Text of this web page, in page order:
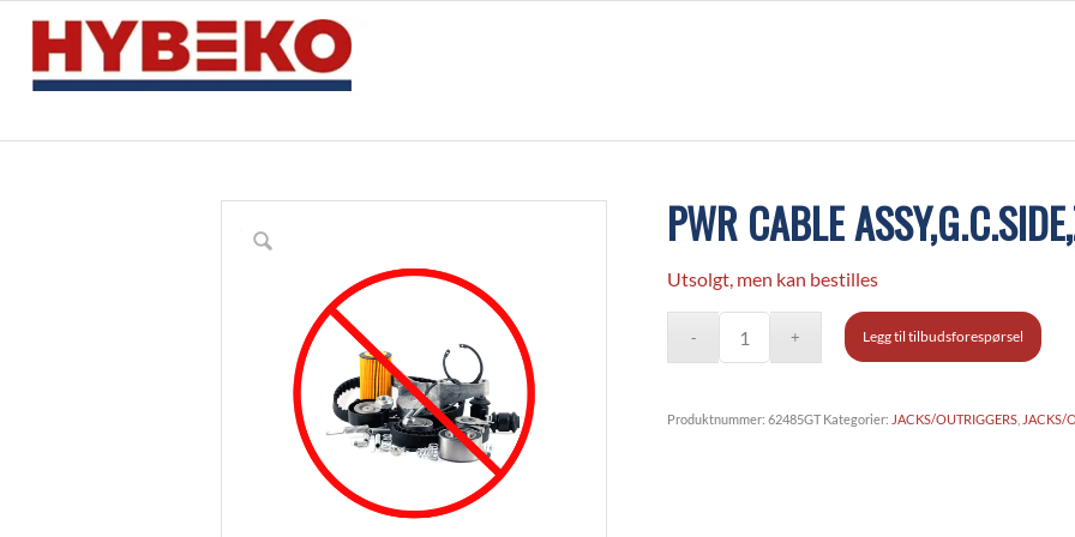
PWR CABLE
Utsolgt, men kan bestilles
Legg til tilbudsforespørsel
Produktnummer:62485GT Kategorier: JACKS/OUTRIGGERS JACKS/